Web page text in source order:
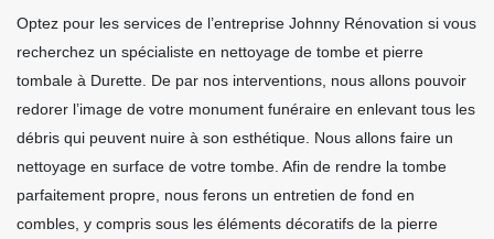
Optez pour les services de l’entreprise Johnny Rénovation si vous
recherchez un spécialiste en nettoyage de tombe et pierre
tombale à Durette. De par nos interventions, nous allons pouvoir
redorer l’image de votre monument funéraire en enlevant tous les
débris qui peuvent nuire à son esthétique. Nous allons faire un
nettoyage en surface de votre tombe. Afin de rendre la tombe
parfaitement propre, nous ferons un entretien de fond en
combles, y compris sous les éléments décoratifs de la pierre